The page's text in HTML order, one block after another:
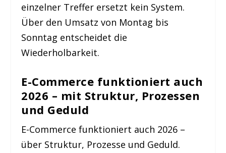
einzelner Treffer ersetzt kein System.
Über den Umsatz von Montag bis
Sonntag entscheidet die
Wiederholbarkeit.
E-Commerce funktioniert auch
2026 – mit Struktur, Prozessen
und Geduld
E-Commerce funktioniert auch 2026 –
über Struktur, Prozesse und Geduld.